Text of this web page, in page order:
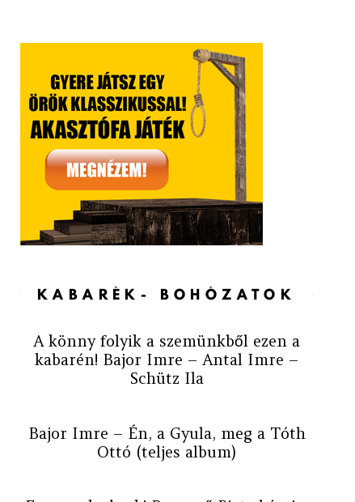
KABARÉK- BOHÓZATOK
A könny folyik a szemünkből ezen a
kabarén! Bajor Imre – Antal Imre –
Schütz Ila
Bajor Imre – Én, a Gyula, meg a Tóth
Ottó (teljes album)